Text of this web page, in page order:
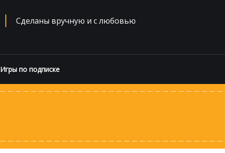
Сделаны вручную и с любовью
Игры по подписке